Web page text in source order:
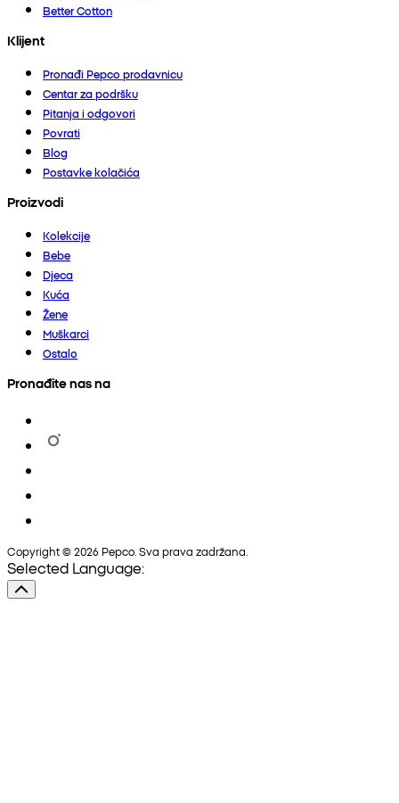
Better Cotton
Klijent
Pronađi Pepco prodavnicu
Centar za podršku
Pitanja i odgovori
Povrati
Blog
Postavke kolačića
Proizvodi
Kolekcije
Bebe
Djeca
Kuća
Žene
Muškarci
Ostalo
Pronađite nas na
Copyright © 2026 Pepco. Sva prava zadržana.
Selected Language: